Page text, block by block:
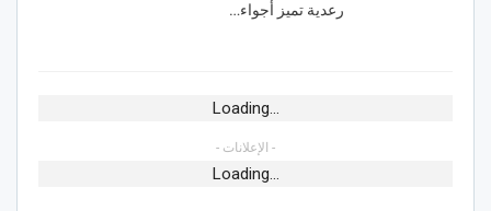
رعدية تميز أجواء…
Loading...
- الإعلانات -
Loading...